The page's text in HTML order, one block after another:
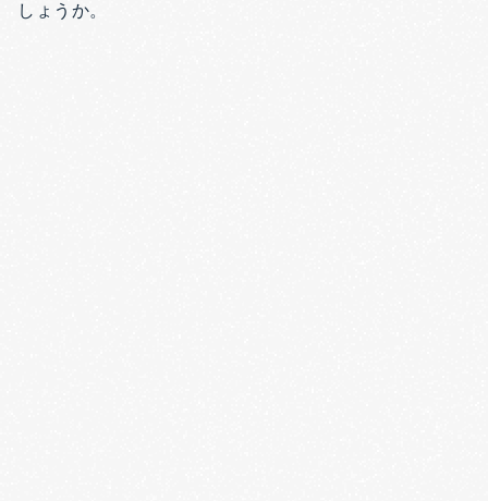
しょうか。